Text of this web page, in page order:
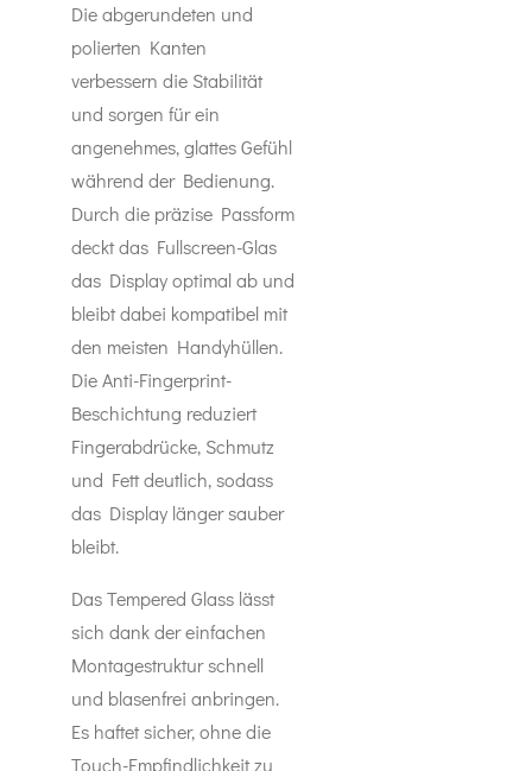
Die abgerundeten und
polierten Kanten
verbessern die Stabilität
und sorgen für ein
angenehmes, glattes Gefühl
während der Bedienung.
Durch die präzise Passform
deckt das Fullscreen-Glas
das Display optimal ab und
bleibt dabei kompatibel mit
den meisten Handyhüllen.
Die Anti-Fingerprint-
Beschichtung reduziert
Fingerabdrücke, Schmutz
und Fett deutlich, sodass
das Display länger sauber
bleibt.
Das Tempered Glass lässt
sich dank der einfachen
Montagestruktur schnell
und blasenfrei anbringen.
Es haftet sicher, ohne die
Touch-Empfindlichkeit zu